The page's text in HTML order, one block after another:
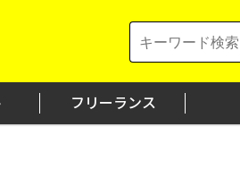
for:
フリーランス